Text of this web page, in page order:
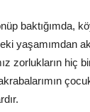
yaşamımdan
zorlukların hiç